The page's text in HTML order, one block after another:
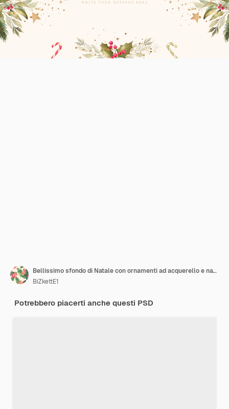
Bellissimo sfondo di Natale con ornamenti ad acquerello e natura invernale
BiZkettE1
Potrebbero piacerti anche questi PSD